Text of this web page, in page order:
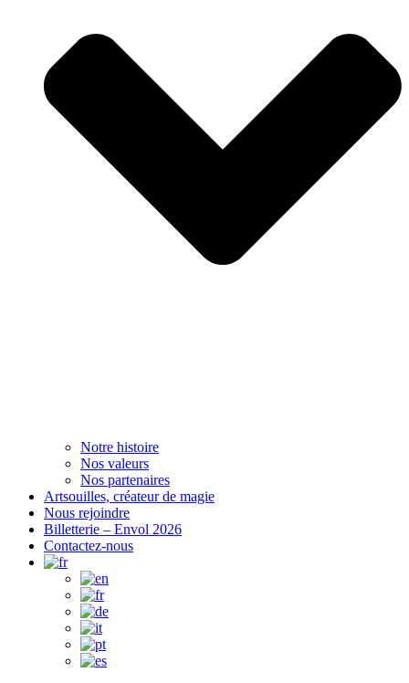
Notre histoire
Nos valeurs
Nos partenaires
Artsouilles, créateur de magie
Nous rejoindre
Billetterie – Envol 2026
Contactez-nous